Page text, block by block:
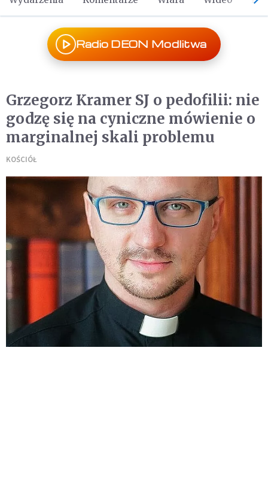
Radio DEON Modlitwa
Grzegorz Kramer SJ o pedofilii: nie
godzę się na cyniczne mówienie o
marginalnej skali problemu
KOŚCIÓŁ